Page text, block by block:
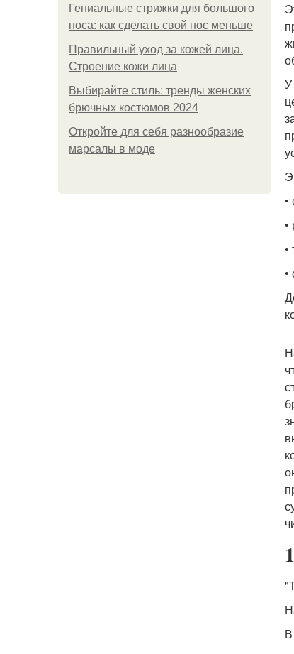
Гениальные стрижки для большого
носа: как сделать свой нос меньше
Правильный уход за кожей лица.
Строение кожи лица
Выбирайте стиль: тренды женских
брючных костюмов 2024
Откройте для себя разнообразие
марсалы в моде
У